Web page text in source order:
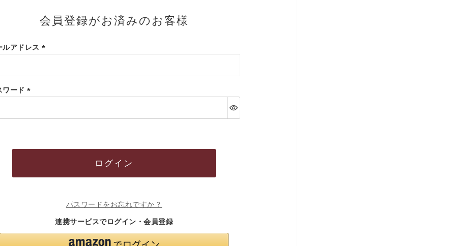
会員登録がお済みのお客様
ルアドレス
須)
ワード
須)
ログイン
パスワードをお忘れですか？
連携サービスでログイン・会員登録